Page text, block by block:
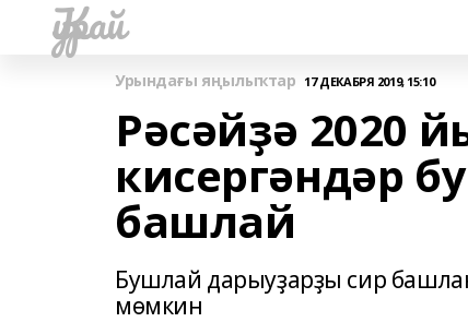
Ҡурай
Урындағы яңылыҡтар 17 ДЕКАБРЯ 2019, 15:10
Рәсәйҙә 2020
кисергәндәр
башлай
Бушлай дарыуҙарҙы сир
мөмкин